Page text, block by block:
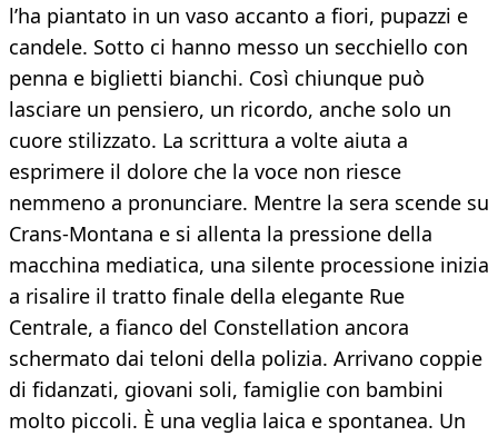
l’ha piantato in un vaso accanto a fiori, pupazzi e
candele. Sotto ci hanno messo un secchiello con
penna e biglietti bianchi. Così chiunque può
lasciare un pensiero, un ricordo, anche solo un
cuore stilizzato. La scrittura a volte aiuta a
esprimere il dolore che la voce non riesce
nemmeno a pronunciare. Mentre la sera scende su
Crans-Montana e si allenta la pressione della
macchina mediatica, una silente processione inizia
a risalire il tratto finale della elegante Rue
Centrale, a fianco del Constellation ancora
schermato dai teloni della polizia. Arrivano coppie
di fidanzati, giovani soli, famiglie con bambini
molto piccoli. È una veglia laica e spontanea. Un